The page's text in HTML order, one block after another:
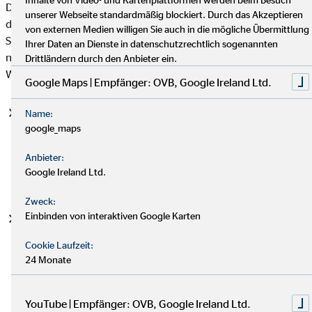
Datenschutzgrundverordnung (DSGVO), auf deren Basis wir
die personenbezogenen Daten verarbeiten, mit. Bitte beachten
Sie, dass zusätzlich zu den Regelungen der DSGVO die
nationalen Datenschutzvorgaben in Ihrem bzw. unserem
Wohn- und Sitzland gelten können.
Einwilligung (Art. 6 Abs. 1 S. 1 lit. a DSGVO)
betroffene Person hat ihre Einwilligung in die Verarbeitung
spezifischen Zweck oder mehrere bestimmte Zwecke
gegeben.
Vertragserfüllung und vorvertragliche Anfragen (Art. 6
Erfüllung eines Vertrags, dessen Vertragspartei die
der betroffenen Person erfolgen.
unserer Webseite standardmäßig blockiert. Durch das Akzeptieren
von externen Medien willigen Sie auch in die mögliche Übermittlung
Ihrer Daten an Dienste in datenschutzrechtlich sogenannten
Drittländern durch den Anbieter ein.
Google Maps | Empfänger: OVB, Google Ireland Ltd.
Name:
google_maps
Anbieter:
Google Ireland Ltd.
Zweck:
Einbinden von interaktiven Google Karten
Cookie Laufzeit:
24 Monate
YouTube | Empfänger: OVB, Google Ireland Ltd.